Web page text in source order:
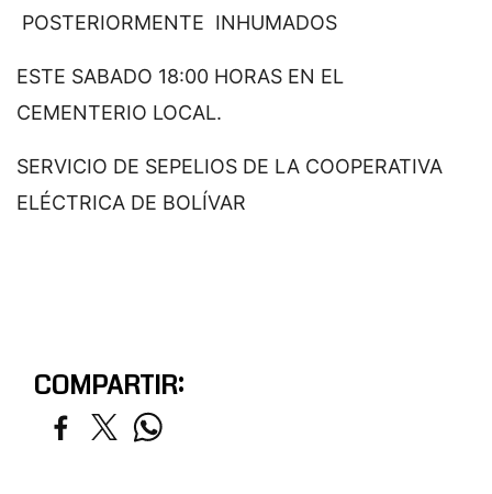
POSTERIORMENTE INHUMADOS
ESTE SABADO 18:00 HORAS EN EL
CEMENTERIO LOCAL.
SERVICIO DE SEPELIOS DE LA COOPERATIVA
ELÉCTRICA DE BOLÍVAR
COMPARTIR: